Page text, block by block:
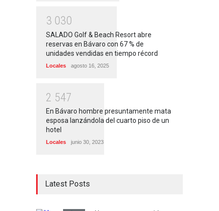
3 030
SALADO Golf & Beach Resort abre
reservas en Bávaro con 67 % de
unidades vendidas en tiempo récord
Locales agosto 16, 2025
2 547
En Bávaro hombre presuntamente mata
esposa lanzándola del cuarto piso de un
hotel
Locales junio 30, 2023
Latest Posts